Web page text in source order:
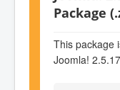
Package
This package
Joomla!